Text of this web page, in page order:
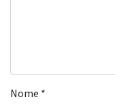
Nome *